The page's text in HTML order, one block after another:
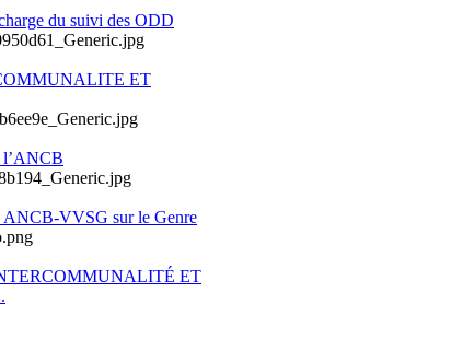
du suivi des ODD
ET
ANCB-VVSG sur le Genre
ET